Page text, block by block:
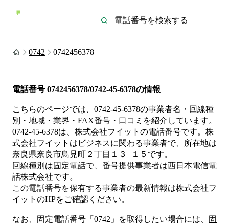
0742 0742456378
電話番号 0742456378/0742-45-6378の情報
こちらのページでは、 0742-45-6378の事業者名・回線種
別・地域・業界・FAX番号・口コミを紹介しています。
0742-45-6378は、 株式会社フイット の電話番号です。 株
式会社フイットは ビジネスに関わる事業者で、所在地は
奈良県奈良市鳥見町２丁目１３−１５ です。
回線種別は固定電話で、番号提供事業者は西日本電信電
話株式会社です。
この電話番号を保有する事業者の最新情報は株式会社フ
イット のHPをご確認ください。
なお、固定電話番号「 0742 」を取得したい場合には、
固